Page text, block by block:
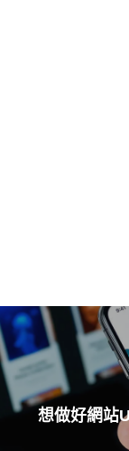
想做好網站